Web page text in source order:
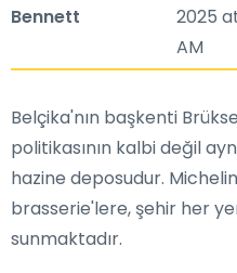
Bennett
2025
AM
Belçika'nın başkenti
politikasının kalbi değil
hazine deposudur.
brasserie'lere, şehir her
sunmaktadır.